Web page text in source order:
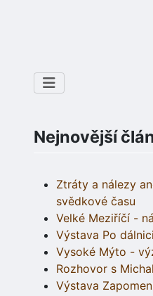
Nejnovější
Ztráty a nálezy
svědkové času
Velké Meziříčí -
Výstava Po
Vysoké Mýto -
Rozhovor s
Výstava